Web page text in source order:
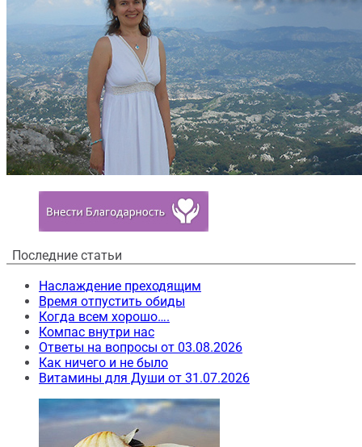
Последние статьи
Наслаждение преходящим
Время отпустить обиды
Когда всем хорошо….
Компас внутри нас
Ответы на вопросы от 03.08.2026
Как ничего и не было
Витамины для Души от 31.07.2026